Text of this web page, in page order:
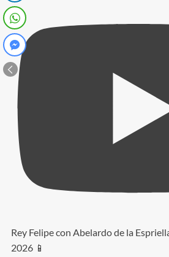
Rey Felipe con Abelardo de la
2026 📱